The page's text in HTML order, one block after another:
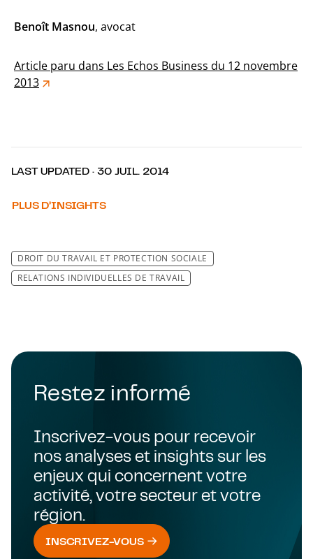
Benoît Masnou, avocat
Article paru dans Les Echos Business du 12 novembre
2013
LAST UPDATED · 30 JUIL. 2014
PLUS D’INSIGHTS
DROIT DU TRAVAIL ET PROTECTION SOCIALE
RELATIONS INDIVIDUELLES DE TRAVAIL
Restez informé
Inscrivez-vous pour recevoir
nos analyses et insights sur les
enjeux qui concernent votre
activité, votre secteur et votre
région.
INSCRIVEZ-VOUS